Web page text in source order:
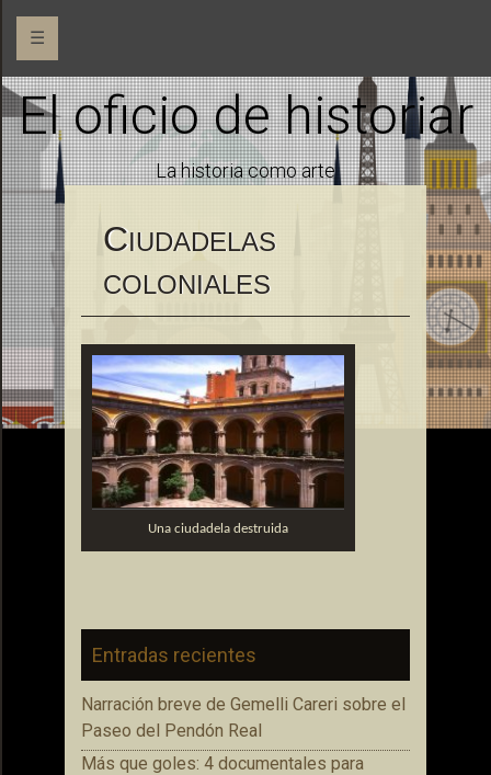
☰
El oficio de historiar
La historia como arte
CIUDADELAS
COLONIALES
Una ciudadela destruida
Entradas recientes
Narración breve de Gemelli Careri sobre el
Paseo del Pendón Real
Más que goles: 4 documentales para